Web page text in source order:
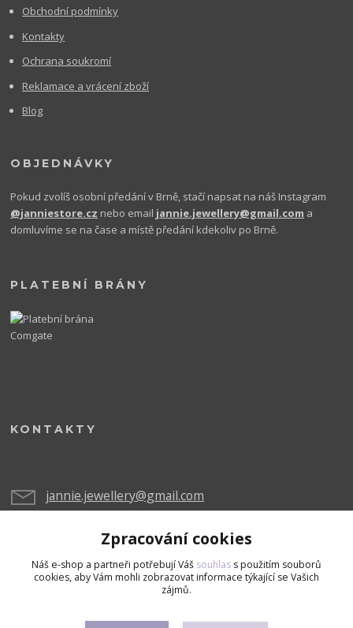
Obchodní podmínky
Kontakty
Ochrana soukromí
Reklamace a vrácení zboží
Blog
OBJEDNÁVKY
Pokud zvolíš osobní předání v Brně, stačí napsat na náš Instagram
@janniestore.cz nebo email jannie.jewellery@gmail.com a
domluvíme se na čase a místě předání kdekoliv po Brně.
PLATEBNÍ BRÁNY
KONTAKTY
jannie.jewellery@gmail.com
Zpracování cookies
Náš e-shop a partneři potřebují Váš souhlas s použitím souborů
cookies, aby Vám mohli zobrazovat informace týkající se Vašich
zájmů.